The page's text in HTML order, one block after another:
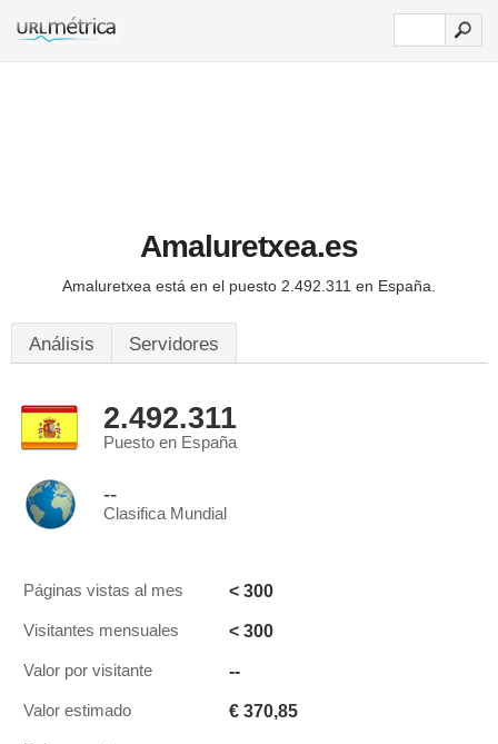
Amaluretxea.es
Amaluretxea está en el puesto 2.492.311 en España.
Análisis Servidores
2.492.311
Puesto en España
--
Clasifica Mundial
Páginas vistas al mes < 300
Visitantes mensuales < 300
Valor por visitante --
Valor estimado € 370,85